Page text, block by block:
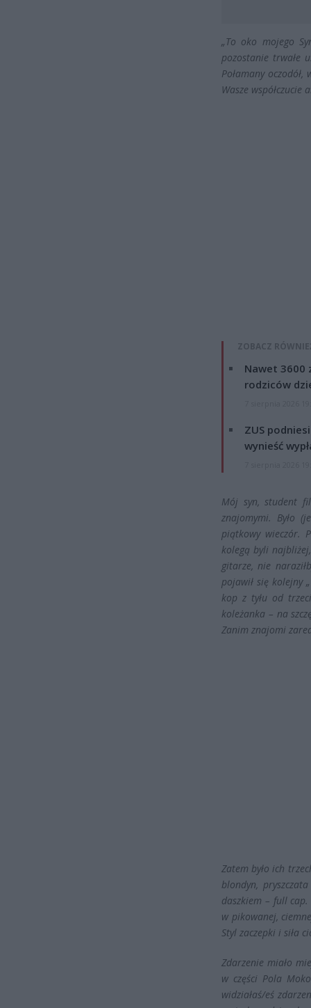
„To oko mojego
pozostanie trwałe
Połamany
Wasze
ZOBACZ
Nawet 3600
rodziców
ZUS
wynieść
Mój syn, student
znajomymi. Było
piątkowy wieczór.
kolegą byli
gitarze, nie
pojawił się kolejny
kop z tyłu od
koleżanka – na
Zanim znajomi
Zatem było ich
blondyn,
daszkiem – full
w pikowanej,
Styl zaczepki i siła
Zdarzenie miało
w części Pola
widziałaś/eś